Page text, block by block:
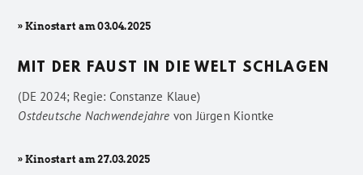
» Kinostart am 03.04.2025
MIT DER FAUST IN DIE WELT SCHLAGEN
(DE 2024; Regie: Constanze Klaue)
Ostdeutsche Nachwendejahre vonJürgen Kiontke
» Kinostart am 27.03.2025